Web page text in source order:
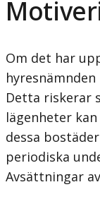
Om det har
Detta riskerar
lägenheter
dessa
periodiska
Avsättningar